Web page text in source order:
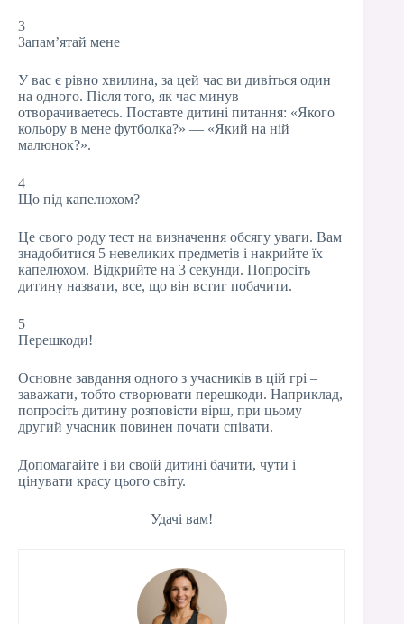
3
Запам’ятай мене
У вас є рівно хвилина, за цей час ви дивіться один
на одного. Після того, як час минув –
отворачиваетесь. Поставте дитині питання: «Якого
кольору в мене футболка?» — «Який на ній
малюнок?».
4
Що під капелюхом?
Це свого роду тест на визначення обсягу уваги. Вам
знадобитися 5 невеликих предметів і накрийте їх
капелюхом. Відкрийте на 3 секунди. Попросіть
дитину назвати, все, що він встиг побачити.
5
Перешкоди!
Основне завдання одного з учасників в цій грі –
заважати, тобто створювати перешкоди. Наприклад,
попросіть дитину розповісти вірш, при цьому
другий учасник повинен почати співати.
Допомагайте і ви своїй дитині бачити, чути і
цінувати красу цього світу.
Удачі вам!